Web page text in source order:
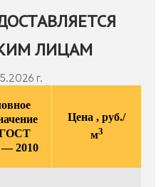
ЛИЦАМ
г.
— 2010
Цена , руб./
м3